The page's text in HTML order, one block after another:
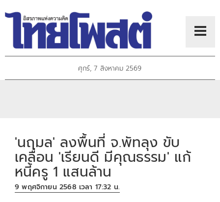
ศุกร์, 7 สิงหาคม 2569
'นฤมล' ลงพื้นที่ จ.พัทลุง ขับ
เคลื่อน 'เรียนดี มีคุณธรรม' แก้
หนี้ครู 1 แสนล้าน
9 พฤศจิกายน 2568 เวลา 17:32 น.